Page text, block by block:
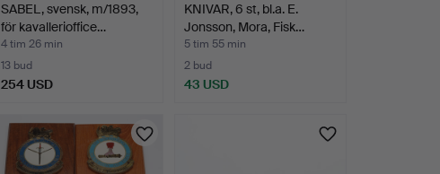
SABEL, svensk, m/1893,
för kavallerioffice…
4 tim 26 min
13 bud
254 USD
KNIVAR, 6 st, bl.a. E.
Jonsson, Mora, Fisk…
5 tim 55 min
2 bud
43 USD